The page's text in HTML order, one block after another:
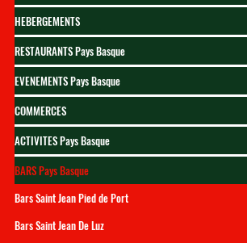
HEBERGEMENTS
RESTAURANTS Pays Basque
EVENEMENTS Pays Basque
COMMERCES
ACTIVITES Pays Basque
BARS Pays Basque
Bars Saint Jean Pied de Port
Bars Saint Jean De Luz